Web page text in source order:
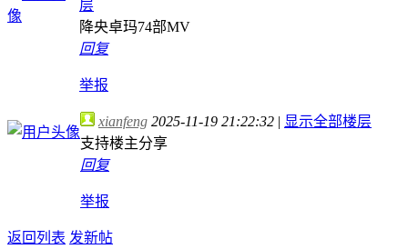
层
降央卓玛74部MV
回复
举报
xianfeng 2025-11-19 21:22:32 | 显示全部楼层
支持楼主分享
回复
举报
返回列表 发新帖